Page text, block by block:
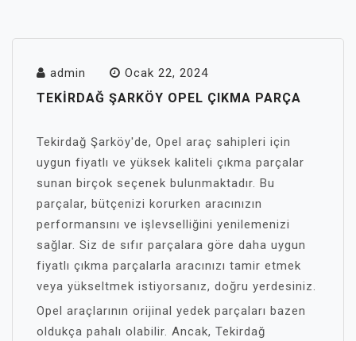
admin Ocak 22, 2024
TEKIRDAĞ ŞARKÖY OPEL ÇIKMA PARÇA
Tekirdağ Şarköy'de, Opel araç sahipleri için
uygun fiyatlı ve yüksek kaliteli çıkma parçalar
sunan birçok seçenek bulunmaktadır. Bu
parçalar, bütçenizi korurken aracınızın
performansını ve işlevselliğini yenilemenizi
sağlar. Siz de sıfır parçalara göre daha uygun
fiyatlı çıkma parçalarla aracınızı tamir etmek
veya yükseltmek istiyorsanız, doğru yerdesiniz.
Opel araçlarının orijinal yedek parçaları bazen
oldukça pahalı olabilir. Ancak, Tekirdağ